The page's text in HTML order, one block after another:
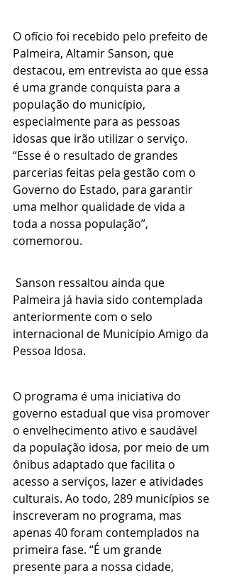
O ofício foi recebido pelo prefeito de
Palmeira, Altamir Sanson, que
destacou, em entrevista ao que essa
é uma grande conquista para a
população do município,
especialmente para as pessoas
idosas que irão utilizar o serviço.
“Esse é o resultado de grandes
parcerias feitas pela gestão com o
Governo do Estado, para garantir
uma melhor qualidade de vida a
toda a nossa população”,
comemorou.
Palmeira já havia sido contemplada
anteriormente com o selo
internacional de Município Amigo da
Pessoa Idosa.
O programa é uma iniciativa do
governo estadual que visa promover
o envelhecimento ativo e saudável
da população idosa, por meio de um
ônibus adaptado que facilita o
acesso a serviços, lazer e atividades
culturais. Ao todo, 289 municípios se
inscreveram no programa, mas
apenas 40 foram contemplados na
primeira fase. “É um grande
presente para a nossa cidade,